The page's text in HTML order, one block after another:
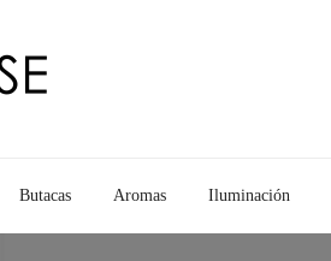
Butacas Aromas Iluminación